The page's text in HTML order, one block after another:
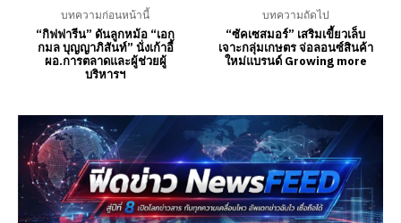
บทความก่อนหน้านี้
“กิฟฟารีน” ดันลูกหม้อ “เอก
กมล บุญญาภิสันท์” นั่งเก้าอี้
ผอ.การตลาดและผู้ช่วยผู้
บริหารฯ
บทความถัดไป
“ซัคเซสมอร์” เสริมเขี้ยวเล็บ
เจาะกลุ่มเกษตร จ่อลอนซ์สินค้า
ใหม่แบรนด์ Growing more